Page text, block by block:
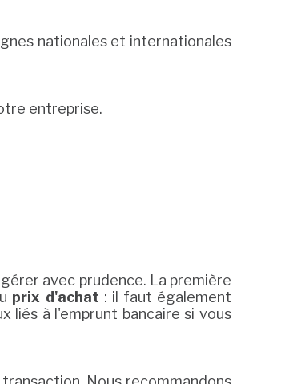
nationales et internationales
entreprise.
avec prudence. La première
prix d'achat : il faut également
liés à l'emprunt bancaire si vous